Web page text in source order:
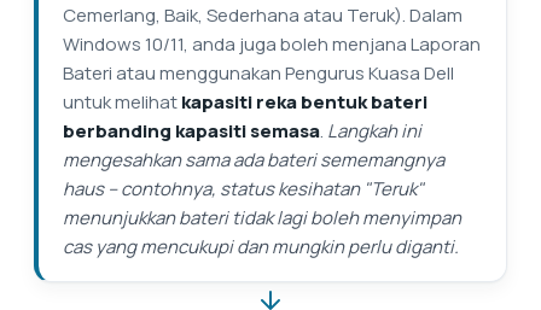
Cemerlang, Baik, Sederhana atau Teruk). Dalam
Windows 10/11, anda juga boleh menjana Laporan
Bateri atau menggunakan Pengurus Kuasa Dell
untuk melihatkapasiti reka bentuk bateri
berbanding kapasiti semasa. Langkah ini
mengesahkan sama ada bateri sememangnya
haus – contohnya, status kesihatan "Teruk"
menunjukkan bateri tidak lagi boleh menyimpan
cas yang mencukupi dan mungkin perlu diganti.